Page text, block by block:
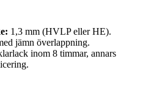
1,3 mm (HVLP eller HE).
jämn överlappning.
inom 8 timmar, annars